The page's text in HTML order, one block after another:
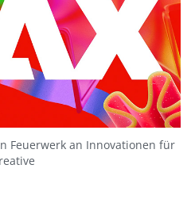
Feuerwerk an Innovationen für